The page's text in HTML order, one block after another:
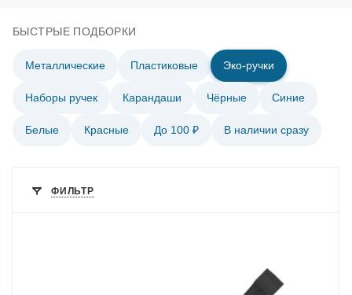
БЫСТРЫЕ ПОДБОРКИ
Металлические Пластиковые Эко-ручки
Наборы ручек Карандаши Чёрные Синие
Белые Красные До 100 ₽ В наличии сразу
ФИЛЬТР